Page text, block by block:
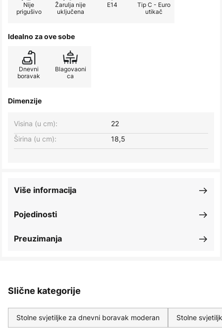
Nije
prigušivo
Žarulja nije
uključena
E14
Tip C - Euro
utikač
Idealno za ove sobe
Dnevni
boravak
Blagovaoni
ca
Dimenzije
Širina (u cm): 18,5
Visina (u cm): 22
Pojedinosti
Više informacija
Preuzimanja
Slične kategorije
Stolne svjetiljke za dnevni boravak moderan Stolne